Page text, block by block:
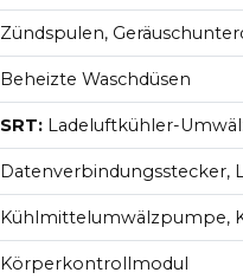
Zündspulen,
Beheizte Waschdüsen
SRT: Ladeluftkühler-
Datenverbindungsstecker,
Kühlmittelumwälzpumpe,
Körperkontrollmodul